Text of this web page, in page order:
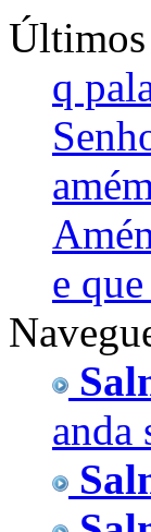
Últimos
q
e
anda